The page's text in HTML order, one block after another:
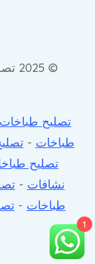
©
تصليح طباخات
طباخات -
تصليح
نشافات -
طباخات -
1